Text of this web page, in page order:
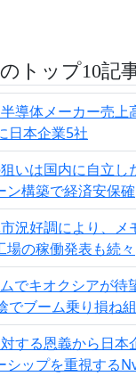
トップ10記
導体メーカー売上
日本企業5社
いは国内に自立し
ン構築で経済安保確
況好調により、メ
場の稼働発表も続々
でキオクシアが待
でブーム乗り損ね
する恩義から日本
シップを重視する